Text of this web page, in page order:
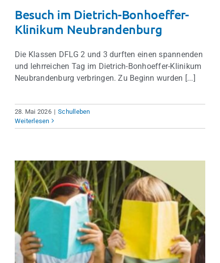
Besuch im Dietrich-Bonhoeffer-
Klinikum Neubrandenburg
Die Klassen DFLG 2 und 3 durften einen spannenden
und lehrreichen Tag im Dietrich-Bonhoeffer-Klinikum
Neubrandenburg verbringen. Zu Beginn wurden [...]
28. Mai 2026 | Schulleben
Weiterlesen
Leseclub startet heute!
Schulleben